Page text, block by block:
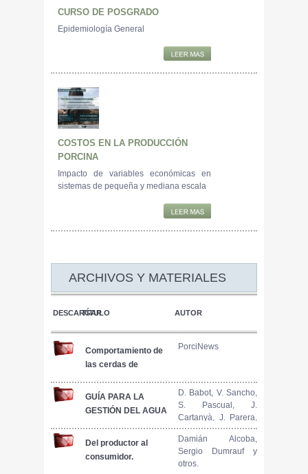
CURSO DE POSGRADO
Epidemiología General
COSTOS EN LA PRODUCCIÓN
PORCINA
Impacto de variables económicas en
sistemas de pequeña y mediana escala
ARCHIVOS Y MATERIALES
DESCARGAR
TÍTULO AUTOR
Comportamiento de
las cerdas de
en parto y lactancia
(2 de 2)
PorciNews
GUÍA PARA LA
GESTIÓN DEL AGUA
EXPLOTACIÓN
PORCINA
D. Babot, V. Sancho,
S. Pascual, J.
Cartanyà, J. Parera,
N. Ferrer, E. García,
J. A. Moreno y G.
Blanco
Del productor al
consumidor.
Damián Alcoba,
Sergio Dumrauf y
otros.